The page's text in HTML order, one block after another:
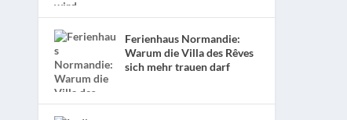
Ferienhaus Normandie:
Warum die Villa des Rêves
sich mehr trauen darf